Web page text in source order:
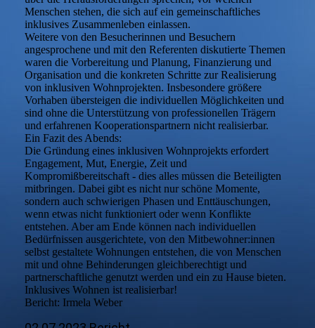
Menschen stehen, die sich auf ein gemeinschaftliches
inklusives Zusammenleben einlassen.
Weitere von den Besucherinnen und Besuchern
angesprochene und mit den Referenten diskutierte Themen
waren die Vorbereitung und Planung, Finanzierung und
Organisation und die konkreten Schritte zur Realisierung
von inklusiven Wohnprojekten. Insbesondere größere
Vorhaben übersteigen die individuellen Möglichkeiten und
sind ohne die Unterstützung von professionellen Trägern
und erfahrenen Kooperationspartnern nicht realisierbar.
Ein Fazit des Abends:
Die Gründung eines inklusiven Wohnprojekts erfordert
Engagement, Mut, Energie, Zeit und
Kompromißbereitschaft - dies alles müssen die Beteiligten
mitbringen. Dabei gibt es nicht nur schöne Momente,
sondern auch schwierigen Phasen und Enttäuschungen,
wenn etwas nicht funktioniert oder wenn Konflikte
entstehen. Aber am Ende können nach individuellen
Bedürfnissen ausgerichtete, von den Mitbewohner:innen
selbst gestaltete Wohnungen entstehen, die von Menschen
mit und ohne Behinderungen gleichberechtigt und
partnerschaftliche genutzt werden und ein zu Hause bieten.
Inklusives Wohnen ist realisierbar!
Bericht: Irmela Weber